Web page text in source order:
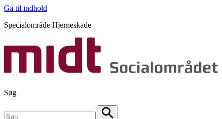
Gå til indhold
Specialområde Hjerneskade
Søg